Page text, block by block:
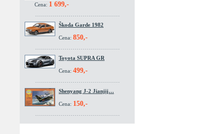
Cena: 1 699,-
Škoda Garde 1982
Cena: 850,-
Toyota SUPRA GR
Cena: 499,-
Shenyang J-2 Jianjij…
Cena: 150,-